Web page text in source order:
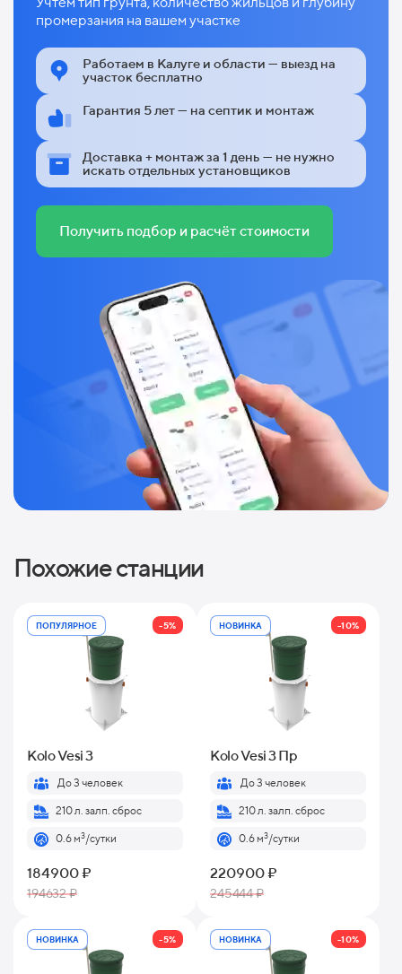
промерзания на вашем участке
Работаем в Калуге и области — выезд на
участок бесплатно
Гарантия 5 лет — на септик и монтаж
Доставка + монтаж за 1 день — не нужно
искать отдельных установщиков
Получить подбор и расчёт стоимости
Похожие станции
ПОПУЛЯРНОЕ -5%
Kolo Vesi 3
До 3 человек
210 л. залп. сброс
0.6 м3/сутки
184900 ₽
194632 ₽
НОВИНКА -10%
Kolo Vesi 3 Пр
До 3 человек
210 л. залп. сброс
0.6 м3/сутки
220900 ₽
245444 ₽
НОВИНКА -5% НОВИНКА -10%